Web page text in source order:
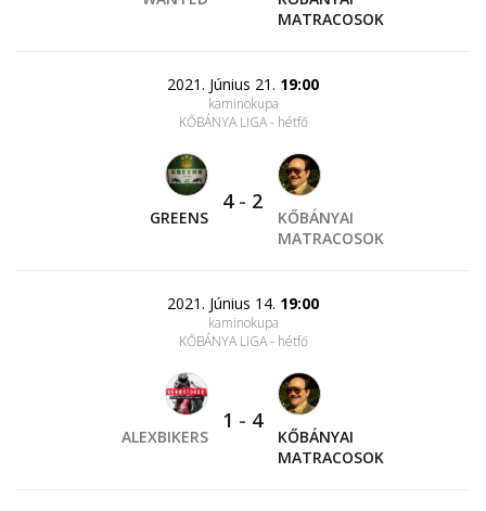
MATRACOSOK
2021. Június 21. 19:00
kaminokupa
KŐBÁNYA LIGA - hétfő
GREENS
4- 2
KŐBÁNYAI
MATRACOSOK
2021. Június 14. 19:00
kaminokupa
KŐBÁNYA LIGA - hétfő
ALEXBIKERS
1 - 4
KŐBÁNYAI
MATRACOSOK